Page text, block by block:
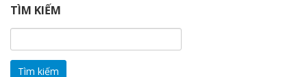
TÌM KIẾM
kiếm
cho: